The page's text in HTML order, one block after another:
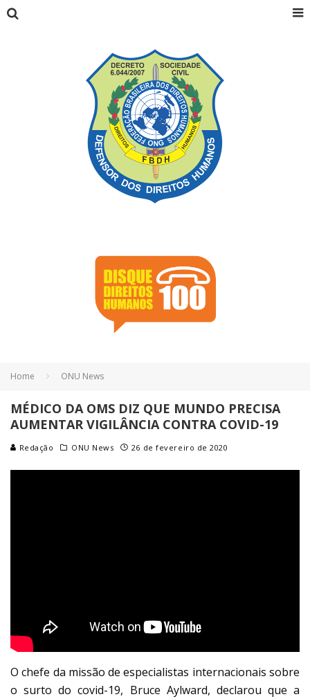
Home ONU News
MÉDICO DA OMS DIZ QUE MUNDO PRECISA
AUMENTAR VIGILÂNCIA CONTRA COVID-19
Redação ONU News 26 de fevereiro de 2020
O chefe da missão de especialistas internacionais sobre
o surto do covid-19, Bruce Aylward, declarou que a